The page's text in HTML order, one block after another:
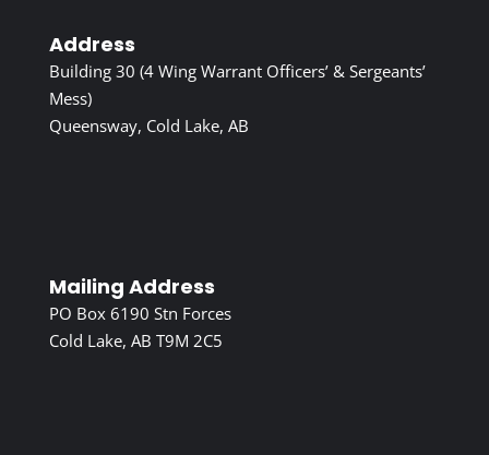
Address
Building 30 (4 Wing Warrant Officers’ & Sergeants’
Mess)
Queensway, Cold Lake, AB
Mailing Address
PO Box 6190 Stn Forces
Cold Lake, AB T9M 2C5